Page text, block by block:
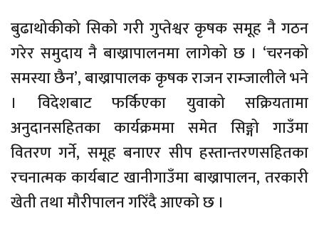
बुढाथोकीको सिको गरी गुप्तेश्वर कृषक समूह नै गठन
गरेर समुदाय नै बाख्रापालनमा लागेको छ । ‘चरनको
समस्या छैन’, बाख्रापालक कृषक राजन राम्जालीले भने
। विदेशबाट फर्किएका युवाको सक्रियतामा
अनुदानसहितका कार्यक्रममा समेत सिङ्गो गाउँमा
वितरण गर्ने, समूह बनाएर सीप हस्तान्तरणसहितका
रचनात्मक कार्यबाट खानीगाउँमा बाख्रापालन, तरकारी
खेती तथा मौरीपालन गरिँदै आएको छ ।